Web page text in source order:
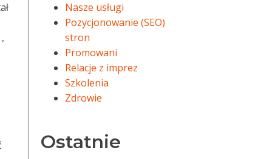
Nasze usługi
Pozycjonowanie (SEO)
stron
Promowani
Relacje z imprez
Szkolenia
Zdrowie
Ostatnie